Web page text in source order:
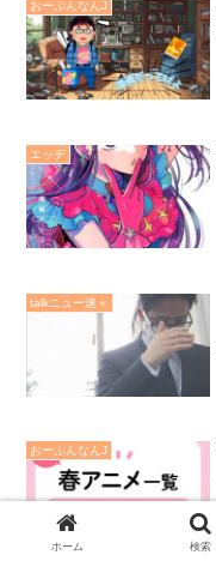
おーぷんなんJ
エッヂ
talkニュー速＋
おーぷんなんJ
ホーム 検索